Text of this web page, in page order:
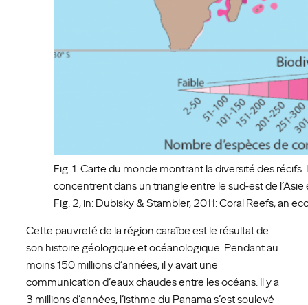
Fig. 1. Carte du monde montrant la diversité des
concentrent dans un triangle entre le sud-est de
Fig. 2, in: Dubisky & Stambler, 2011: Coral Reefs, an
Cette pauvreté de la région caraïbe est le résultat de
son histoire géologique et océanologique. Pendant au
moins 150 millions d’années, il y avait une
communication d’eaux chaudes entre les océans. Il y a
3 millions d’années, l’isthme du Panama s’est soulevé